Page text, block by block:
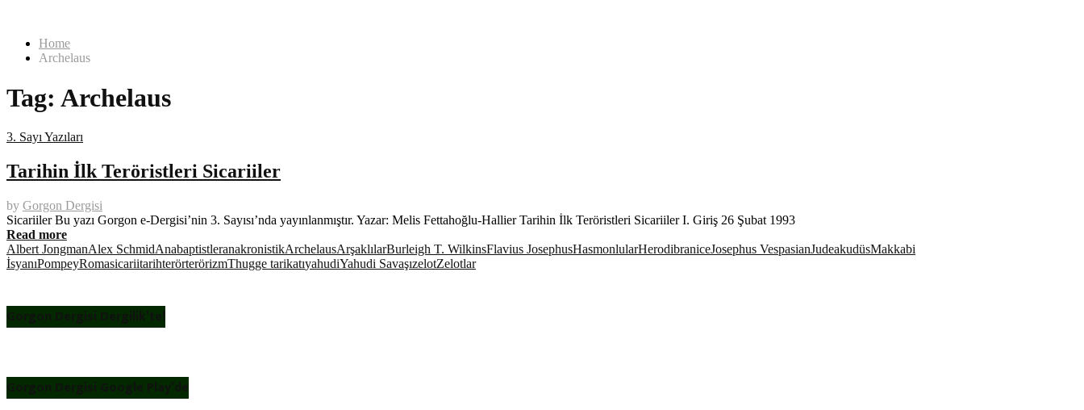
Home
Archelaus
Tag: Archelaus
3. Sayı Yazıları
Tarihin İlk Teröristleri Sicariiler
by Gorgon Dergisi
Sicariiler Bu yazı Gorgon e-Dergisi’nin 3. Sayısı’nda yayınlanmıştır. Yazar: Melis Fettahoğlu-Hallier Tarihin İlk Teröristleri Sicariiler I. Giriş 26 Şubat 1993
Read more
Albert JongmanAlex SchmidAnabaptistleranakronistikArchelausArşaklılarBurleigh T. WilkinsFlavius JosephusHasmonlularHerodibraniceJosephus VespasianJudeakudüsMakkabi
İsyanıPompeyRomasicariitarihterörterörizmThugge tarikatıyahudiYahudi SavaşızelotZelotlar
Gorgon Dergisi Dergilik’te!
Gorgon Dergisi Google Play’de